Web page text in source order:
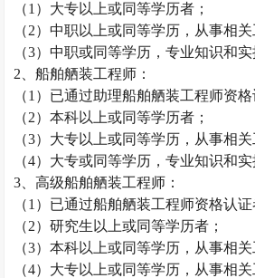
（1 ）大专以上或同等学历者；
（2）中职以上或同等学历，从事相关
（3）中职或同等学历，专业知识和实
2 、船舶舾装工程师：
（1 ）已通过助理船舶舾装工程师资格
（2）本科以上或同等学历者；
（3）大专以上或同等学历，从事相关
（4）大专或同等学历，专业知识和实
3 、高级船舶舾装工程师：
（1 ）已通过船舶舾装工程师资格认证
（2）研究生以上或同等学历者；
（3）本科以上或同等学历，从事相关
（4）大专以上或同等学历，从事相关